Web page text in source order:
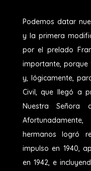
Podemos datar
y la primera
por el prelado
importante,
y, lógicamente,
Civil, que llegó a
Nuestra Señora
hermanos logró
impulso en 1940,
en 1942, e